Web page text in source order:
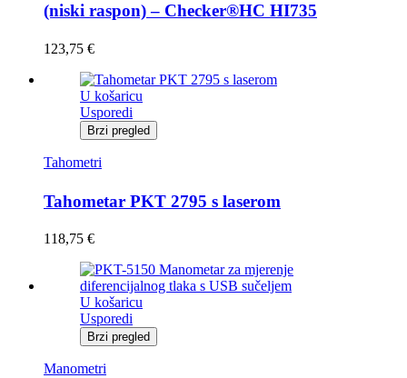
(niski raspon) – Checker®HC HI735
123,75 €
U košaricu
Usporedi
Brzi pregled
Tahometri
Tahometar PKT 2795 s laserom
118,75 €
U košaricu
Usporedi
Brzi pregled
Manometri